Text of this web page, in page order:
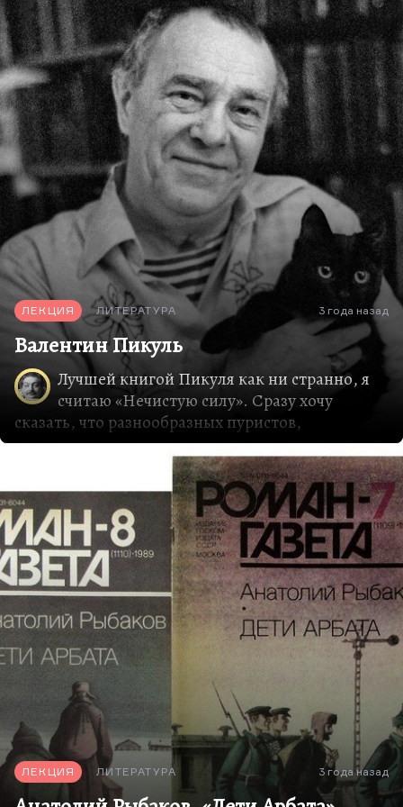
Пытаюсь вспомнить: у Гроссмана нет этого.
Я пытаюсь найти произведения Войно-
Ясенецкого, которые было бы можно
интерпретировать. Но, понимаете, он
Сталинскую премию получил за «Очерки гнойной
хирургии». Его публицистика и…
ЛЕКЦИЯ ЛИТЕРАТУРА 3 года назад
Валентин Пикуль
Лучшей книгой Пикуля как ни странно, я
считаю «Нечистую силу». Сразу хочу
сказать, что разнообразных пуристов,
сторонников чистого искусства я хочу отшить от
этого разговора. Потому что Пикуль – это
действительно материя грубая. Видите, какая
принципиальная штука?
Советская культура 70-х годов была гораздо
серьезнее, умнее, чем сегодняшняя
паралитература. Тогдашняя беллетристика,
паралитература, массовая литература была и
гораздо более качественной, и гораздо более
интеллектуальной (по всем критериям), и – что
особенно важно – имела под собой некую
научную подоплеку. То есть Пикуль, невзирая на
все свои откровенные передержки и
откровенные фальсификации, все-таки что-то…
ЛЕКЦИЯ ЛИТЕРАТУРА 3 года назад